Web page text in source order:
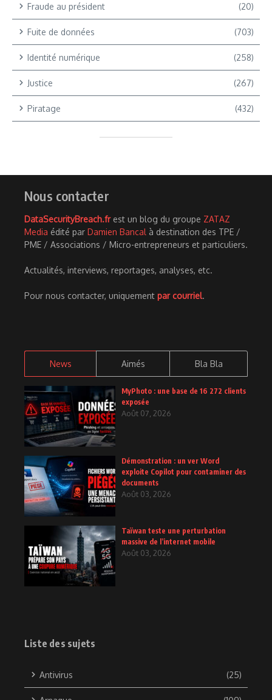
Fraude au président (20)
Fuite de données (703)
Identité numérique (258)
Justice (267)
Piratage (432)
Nous contacter
DataSecurityBreach.frest un blog du groupe ZATAZ
Media édité par Damien Bancal à destination des TPE /
PME / Associations / Micro-entrepreneurs et particuliers.
Actualités, interviews, reportages, analyses, etc.
Pour nous contacter, uniquement par courriel.
News Aimés Bla Bla
MyPhoto : une base de 16 272 clients
exposée
Août 07, 2026
Démonstration : un ver Word
exploite Copilot pour contaminer des
documents
Août 03, 2026
Taïwan teste une perturbation
massive de l’internet mobile
Août 03, 2026
Liste des sujets
Antivirus (25)